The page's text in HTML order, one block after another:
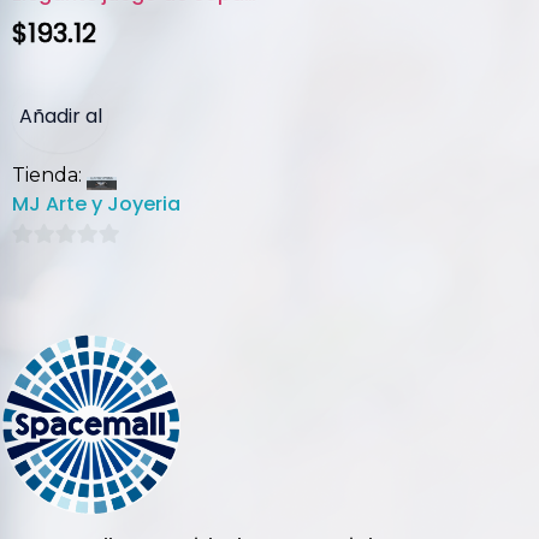
$193.12
Añadir al
carrito
Tienda:
MJ Arte y Joyeria